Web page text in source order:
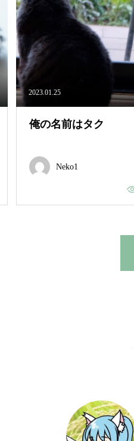
2023.01.25
俺の名前はタク
Neko1